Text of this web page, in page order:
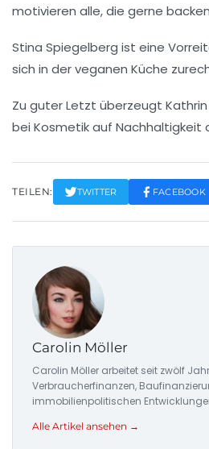
motivieren alle, die gerne
Stina Spiegelberg ist eine
sich in der veganen Küche
Zu guter Letzt überzeugt Kathrin
bei Kosmetik auf Nachhaltigkeit
TEILEN: TWITTER FACEBOOK
Carolin Möller
Carolin Möller arbeitet seit zwölf
Verbraucherfinanzen,
immobilienpolitischen
Alle Artikel ansehen →